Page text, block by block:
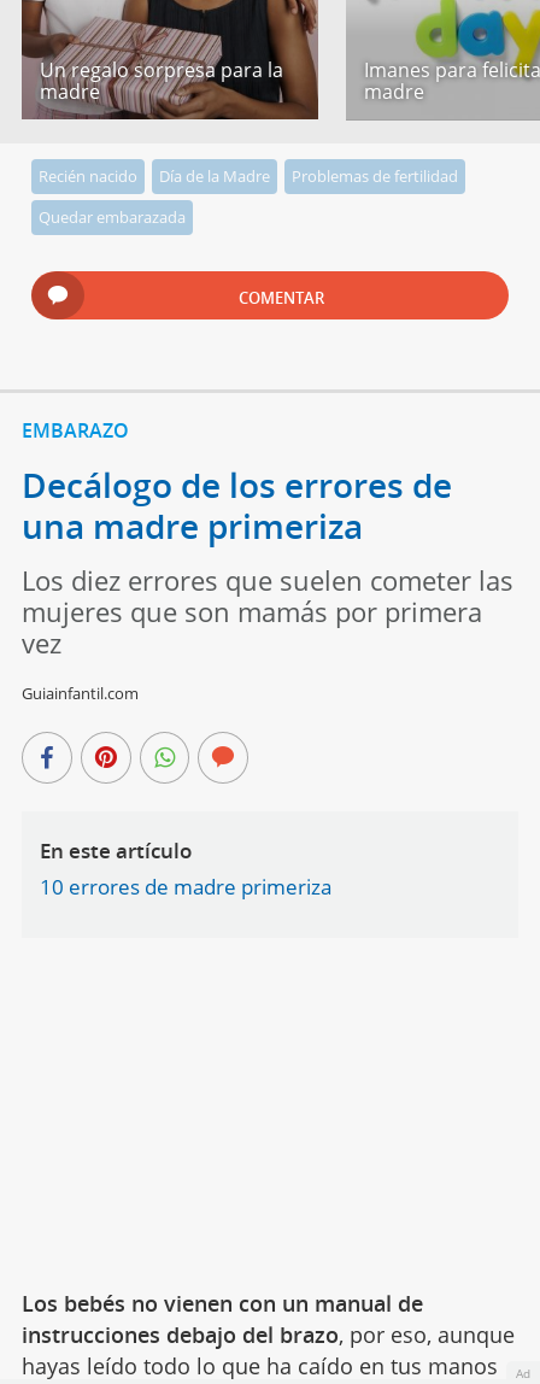
Un regalo sorpresa para la
madre
Imanes para
madre
Recién nacido Día de la Madre
Problemas de fertilidad
Quedar embarazada
COMENTAR
EMBARAZO
Decálogo de los errores de
una madre primeriza
Los diez errores que suelen cometer las
mujeres que son mamás por primera
vez
Guiainfantil.com
En este artículo
10 errores de madre primeriza
Los bebés no vienen con un manual de
instrucciones debajo del brazo, por eso, aunque
hayas leído todo lo que ha caído en tus manos
Ad